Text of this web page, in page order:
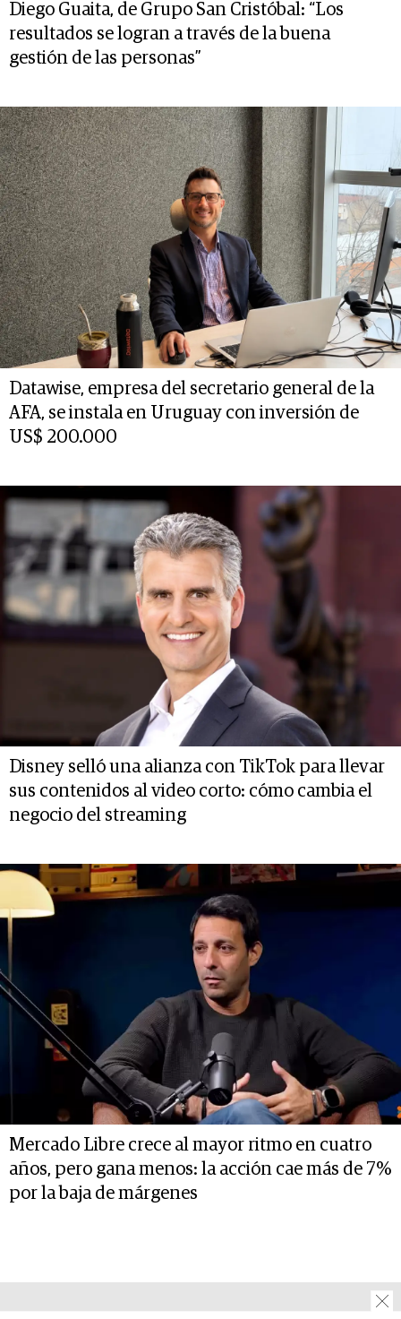
Diego Guaita, de Grupo San Cristóbal: “Los
resultados se logran a través de la buena
gestión de las personas”
Datawise, empresa del secretario general de la
AFA, se instala en Uruguay con inversión de
US$ 200.000
Disney selló una alianza con TikTok para llevar
sus contenidos al video corto: cómo cambia el
negocio del streaming
Mercado Libre crece al mayor ritmo en cuatro
años, pero gana menos: la acción cae más de 7%
por la baja de márgenes